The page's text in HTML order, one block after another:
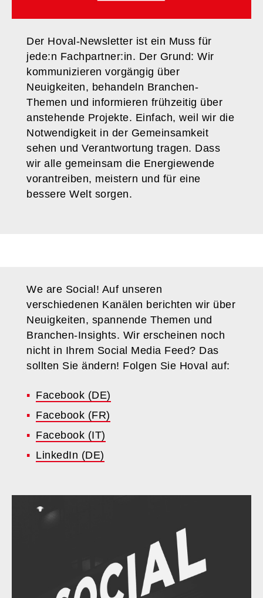
Der Hoval-Newsletter ist ein Muss für
jede:n Fachpartner:in. Der Grund: Wir
kommunizieren vorgängig über
Neuigkeiten, behandeln Branchen-
Themen und informieren frühzeitig über
anstehende Projekte. Einfach, weil wir die
Notwendigkeit in der Gemeinsamkeit
sehen und Verantwortung tragen. Dass
wir alle gemeinsam die Energiewende
vorantreiben, meistern und für eine
bessere Welt sorgen.
We are Social! Auf unseren
verschiedenen Kanälen berichten wir über
Neuigkeiten, spannende Themen und
Branchen-Insights. Wir erscheinen noch
nicht in Ihrem Social Media Feed? Das
sollten Sie ändern! Folgen Sie Hoval auf:
Facebook (DE)
Facebook (FR)
Facebook (IT)
LinkedIn (DE)